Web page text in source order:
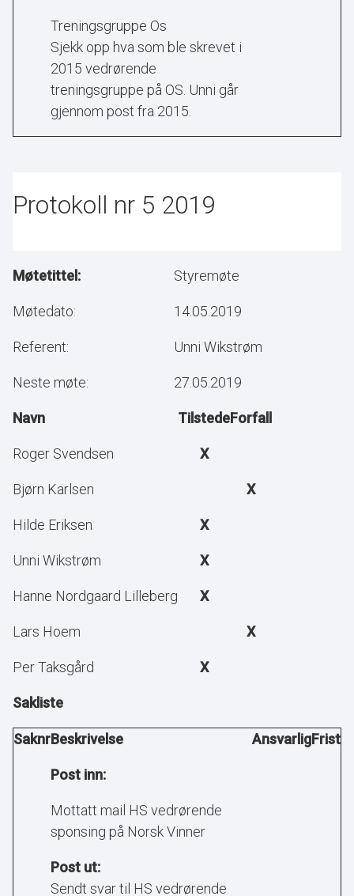
Treningsgruppe Os
Sjekk opp hva som ble skrevet i
2015 vedrørende
treningsgruppe på OS. Unni går
gjennom post fra 2015.
Protokoll nr 5 2019
Møtetittel: Styremøte
Møtedato: 14.05.2019
Referent: Unni Wikstrøm
Neste møte: 27.05.2019
Navn TilstedeForfall
Roger Svendsen X
Bjørn Karlsen X
Hilde Eriksen X
Unni Wikstrøm X
Hanne Nordgaard Lilleberg X
Lars Hoem X
Per Taksgård X
Sakliste
SaknrBeskrivelse AnsvarligFrist
Post inn:
Mottatt mail HS vedrørende
sponsing på Norsk Vinner
Post ut:
Sendt svar til HS vedrørende